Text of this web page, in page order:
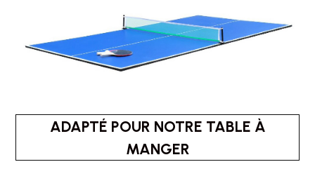
ADAPTÉ POUR NOTRE TABLE À
MANGER